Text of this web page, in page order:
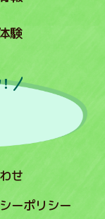
験
せ
ーポリシー